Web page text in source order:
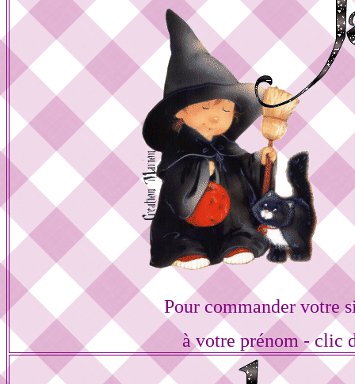
Pour commander votre
à votre prénom - clic